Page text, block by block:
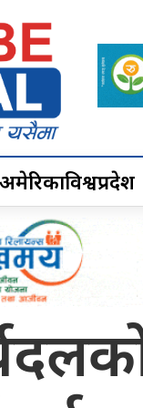
अमेरिकाविश्वप्रदेश